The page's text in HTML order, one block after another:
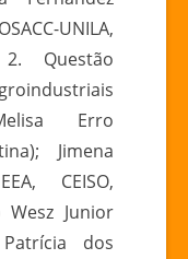
UNILA,
2. Questão
Melisa Erro
Jimena
CEISO,
Wesz Junior
Patrícia dos